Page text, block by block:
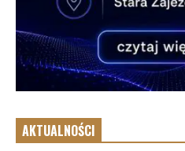
AKTUALNOŚCI